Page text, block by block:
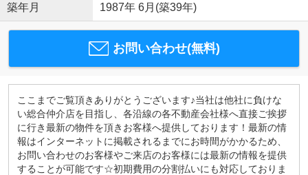
築年月 1987年 6月(築39年)
お問い合わせ(無料)
ここまでご覧頂きありがとうございます♪当社は他社に負けな
い総合仲介店を目指し、各沿線の各不動産会社様へ直接ご挨拶
に行き最新の物件を頂きお客様へ提供しております！最新の情
報はインターネットに掲載されるまでにお時間がかかるため、
お問い合わせのお客様やご来店のお客様には最新の情報を提供
することが可能です☆初期費用の分割払いにも対応しておりま